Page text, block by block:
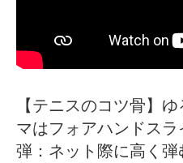
【テニスのコツ骨】
マはフォアハンドス
弾：ネット際に高く